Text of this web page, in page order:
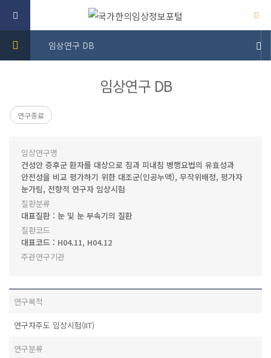
임상연구 DB
임상연구 DB
연구종료
임상연구명
건성안 증후군 환자를 대상으로 침과 피내침 병행요법의 유효성과
안전성을 비교 평가하기 위한 대조군(인공누액), 무작위배정, 평가자
눈가림, 전향적 연구자 임상시험
질환분류
대표질환 : 눈 및 눈 부속기의 질환
질환코드
대표코드 : H04.11, H04.12
주관연구기관
연구목적
연구자주도 임상시험(IIT)
연구분류